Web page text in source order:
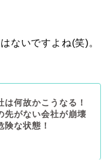
ないですよね(笑)。
は何故かこうなる！
先がない会社が崩壊
険な状態！